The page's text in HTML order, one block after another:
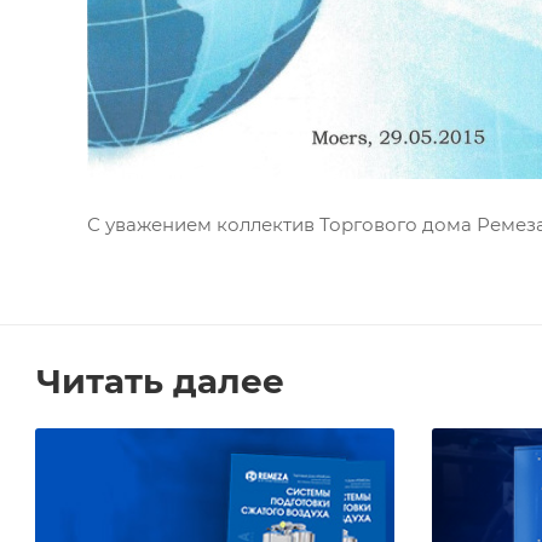
С уважением коллектив Торгового дома
Читать далее